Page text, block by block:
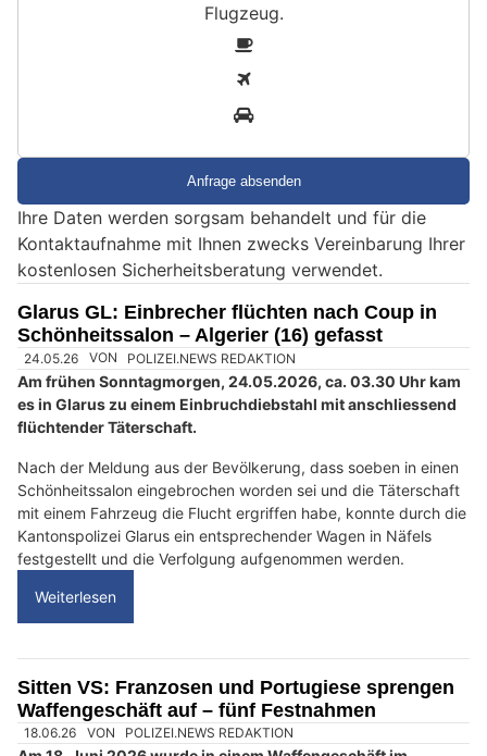
Flugzeug.
e
i
n
e
n
s
c
h
D
a
n
n
w
l
e
n
S
Ihre Daten werden sorgsam behandelt und für die
Kontaktaufnahme mit Ihnen zwecks Vereinbarung Ihrer
kostenlosen Sicherheitsberatung verwendet.
Glarus GL: Einbrecher flüchten nach Coup in
Schönheitssalon – Algerier (16) gefasst